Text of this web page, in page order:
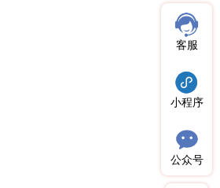
客服
小程序
公众号